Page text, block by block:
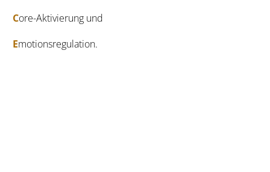
Core-Aktivierung und
Emotionsregulation.